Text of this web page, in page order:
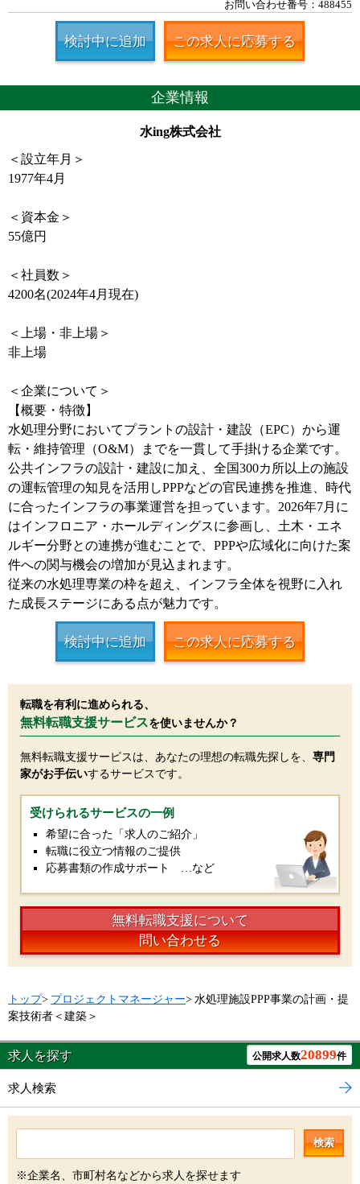
お問い合わせ番号：488455
検討中に追加 この求人に応募する
企業情報
水ing株式会社
＜設立年月＞
1977年4月
＜資本金＞
55億円
＜社員数＞
4200名(2024年4月現在)
＜上場・非上場＞
非上場
＜企業について＞
【概要・特徴】
水処理分野においてプラントの設計・建設（EPC）から運
転・維持管理（O&M）までを一貫して手掛ける企業です。
公共インフラの設計・建設に加え、全国300カ所以上の施設
の運転管理の知見を活用しPPPなどの官民連携を推進、時代
に合ったインフラの事業運営を担っています。2026年7月に
はインフロニア・ホールディングスに参画し、土木・エネ
ルギー分野との連携が進むことで、PPPや広域化に向けた案
件への関与機会の増加が見込まれます。
従来の水処理専業の枠を超え、インフラ全体を視野に入れ
た成長ステージにある点が魅力です。
検討中に追加 この求人に応募する
転職を有利に進められる、
無料転職支援サービスを使いませんか？
無料転職支援サービスは、あなたの理想の転職先探しを、 専門
家がお手伝いするサービスです。
受けられるサービスの一例
希望に合った「求人のご紹介」
転職に役立つ情報のご提供
応募書類の作成サポート …など
無料転職支援について
問い合わせる
トップ> プロジェクトマネージャー> 水処理施設PPP事業の計画・提
案技術者＜建築＞
求人を探す 公開求人数20899件
求人検索
検索
※企業名、市町村名などから求人を探せます